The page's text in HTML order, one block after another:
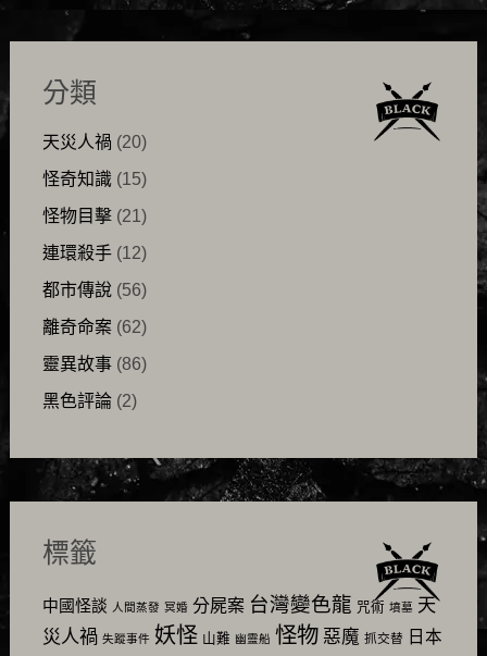
分類
天災人禍 (20)
怪奇知識(15)
怪物目擊(21)
連環殺手(12)
都市傳說(56)
離奇命案(62)
靈異故事(86)
黑色評論(2)
標籤
中國怪談 人間蒸發 冥婚 分屍案 台灣變色龍 咒術 墳墓 天
災人禍 失蹤事件 妖怪 山難 幽靈船 怪物 惡魔 抓交替 日本